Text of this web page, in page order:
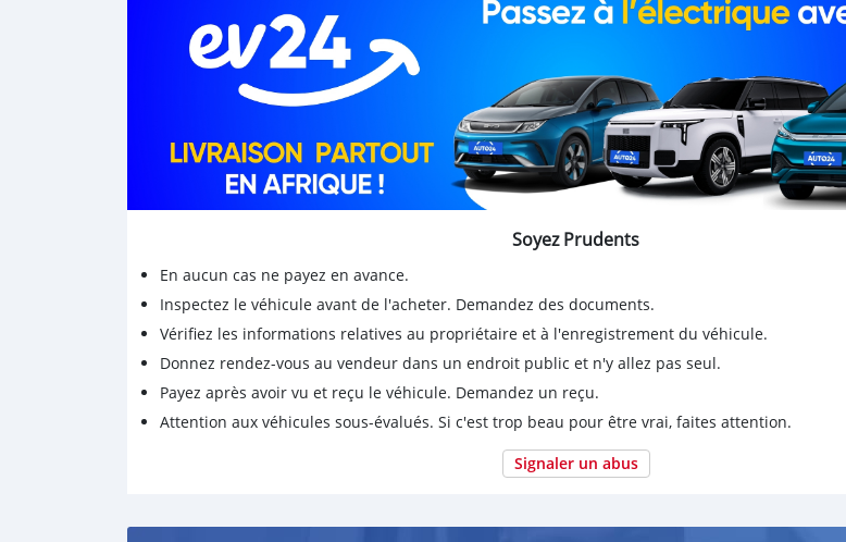
Soyez Prudents
En aucun cas ne payez en avance.
Inspectez le véhicule avant de l'acheter. Demandez des documents.
Vérifiez les informations relatives au propriétaire et à l'enregistrement du véhicule.
Donnez rendez-vous au vendeur dans un endroit public et n'y allez pas seul.
Payez après avoir vu et reçu le véhicule. Demandez un reçu.
Attention aux véhicules sous-évalués. Si c'est trop beau pour être vrai, faites attention.
Signaler un abus